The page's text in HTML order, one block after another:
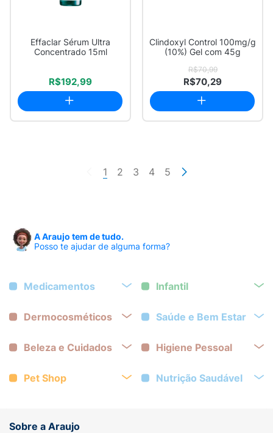
Effaclar Sérum Ultra
Concentrado 15ml
R$192,99
Clindoxyl Control 100mg/g
(10%) Gel com 45g
R$70,99
R$70,29
1 2 3 4 5
A Araujo tem de tudo.
Posso te ajudar de alguma forma?
Medicamentos Infantil
Dermocosméticos Saúde e Bem Estar
Beleza e Cuidados Higiene Pessoal
Pet Shop Nutrição Saudável
Sobre a Araujo